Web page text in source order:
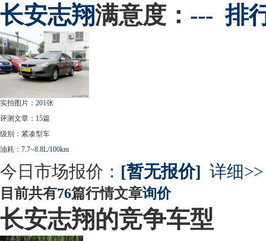
长安志翔满意度： --- 排
实拍图片： 201张
评测文章： 15篇
级别：紧凑型车
油耗： 7.7~8.8L/100km
今日市场报价： [暂无报价] 详细>>
目前共有76篇行情文章询价
长安志翔的竞争车型